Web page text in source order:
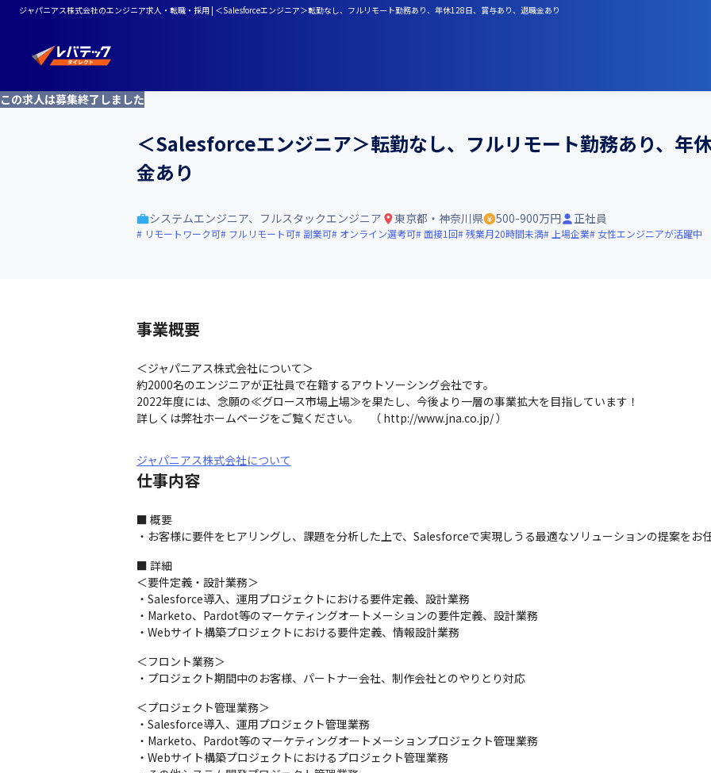
ジャパニアス株式会社のエンジニア求人・転職・採用 | ＜Salesforceエンジニア＞転勤なし、フルリモート勤務あり、年休128日、賞与あり、退職金あり
この求人は募集終了しました
＜Salesforceエンジニア＞転勤なし、フルリモート勤務あり、年
金あり
システムエンジニア、フルスタックエンジニア 東京都・神奈川県 500-900万円 正社員
リモートワーク可 フルリモート可 副業可 オンライン選考可 面接1回 残業月20時間未満 上場企業 女性エンジニアが活躍中
事業概要
＜ジャパニアス株式会社について＞
約2000名のエンジニアが正社員で在籍するアウトソーシング会社です。
2022年度には、念願の≪グロース市場上場≫を果たし、今後より一層の事業拡大を目指しています！
詳しくは弊社ホームページをご覧ください。　（ http://www.jna.co.jp/ ）
ジャパニアス株式会社について
仕事内容
■ 概要
・お客様に要件をヒアリングし、課題を分析した上で、Salesforceで実現しうる最適なソリューションの提案をお
■ 詳細
＜要件定義・設計業務＞
・Salesforce導入、運用プロジェクトにおける要件定義、設計業務
・Marketo、Pardot等のマーケティングオートメーションの要件定義、設計業務
・Webサイト構築プロジェクトにおける要件定義、情報設計業務
＜フロント業務＞
・プロジェクト期間中のお客様、パートナー会社、制作会社とのやりとり対応
＜プロジェクト管理業務＞
・Salesforce導入、運用プロジェクト管理業務
・Marketo、Pardot等のマーケティングオートメーションプロジェクト管理業務
・Webサイト構築プロジェクトにおけるプロジェクト管理業務